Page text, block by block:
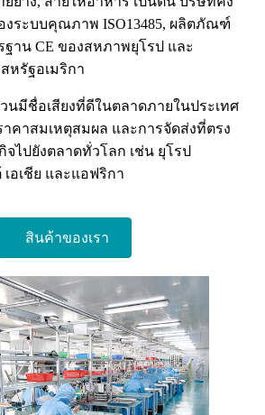
งระบบคุณภาพ ISO13485, ผลิตภัณฑ์
ฐาน CE ของสหภาพยุโรป และ
หรัฐอเมริกา
มีชื่อเสียงที่ดีในตลาดภายในประเทศ
คาสมเหตุสมผล และการจัดส่งที่ตรง
จไปยังตลาดทั่วโลก เช่น ยุโรป
อเชีย และแอฟริกา
สินค้าของเรา